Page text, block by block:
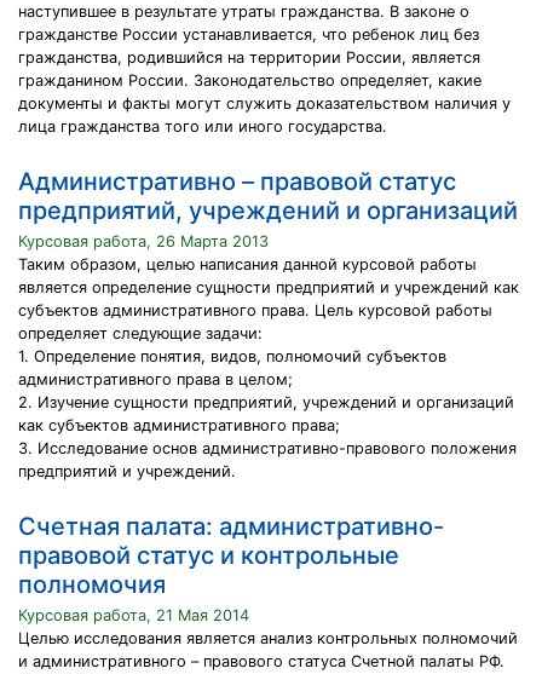
наступившее в результате утраты гражданства. В законе о
гражданстве России устанавливается, что ребенок лиц без
гражданства, родившийся на территории России, является
гражданином России. Законодательство определяет, какие
документы и факты могут служить доказательством наличия у
лица гражданства того или иного государства.
Административно – правовой статус
предприятий, учреждений и организаций
Курсовая работа, 26 Марта 2013
Таким образом, целью написания данной курсовой работы
является определение сущности предприятий и учреждений как
субъектов административного права. Цель курсовой работы
определяет следующие задачи:
1. Определение понятия, видов, полномочий субъектов
административного права в целом;
2. Изучение сущности предприятий, учреждений и организаций
как субъектов административного права;
3. Исследование основ административно-правового положения
предприятий и учреждений.
Счетная палата: административно-
правовой статус и контрольные
полномочия
Курсовая работа, 21 Мая 2014
Целью исследования является анализ контрольных полномочий
и административного – правового статуса Счетной палаты РФ.